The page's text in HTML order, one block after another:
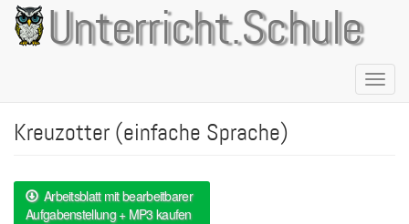
Direkt
zum
Inhalt
Unterricht.Schule
Kreuzotter (einfache Sprache)
Arbeitsblatt mit bearbeitbarer
Aufgabenstellung + MP3 kaufen